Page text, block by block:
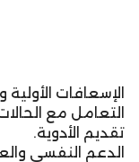
الإسعافات
التعامل مع
تقديم الأدوية.
الدعم النفسي